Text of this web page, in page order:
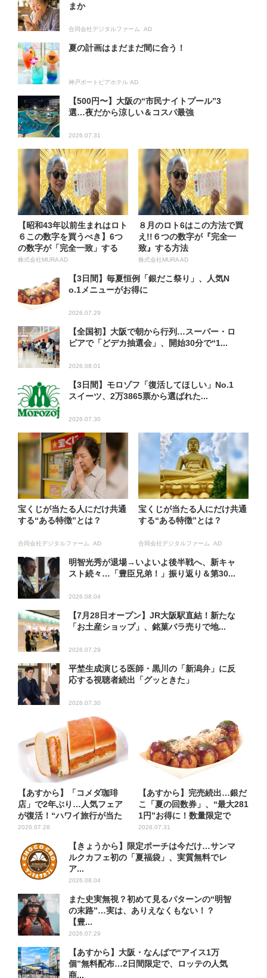
まか
合同会社デジタルファーム AD
夏の計画はまだまだ間に合う！
神戸ポートピアホテル AD
【500円〜】大阪の“市民ナイトプール”3
選…夜だから涼しい＆コスパ最強
2026.07.31
【昭和43年以前生まれはロト
６この数字を買うべき】6つ
の数字が「完全一致」する
方...
株式会社MURA AD
８月のロト6はこの方法で買
え!!６つの数字が『完全一
致』する方法
株式会社MURA AD
【3日間】毎夏恒例「銀だこ祭り」、人気N
o.1メニューがお得に
2026.07.29
【全国初】大阪で朝から行列…スーパー・ロ
ピアで「どデカ抽選会」、開始30分で“1...
2026.08.01
【3日間】モロゾフ「復活してほしい」No.1
スイーツ、2万3865票から選ばれた...
2026.07.30
宝くじが当たる人にだけ共通
する“ある特徴”とは？
合同会社デジタルファーム AD
宝くじが当たる人にだけ共通
する“ある特徴”とは？
合同会社デジタルファーム AD
明智光秀が退場→いよいよ後半戦へ、新キャ
スト続々…「豊臣兄弟！」振り返り＆第30...
2026.08.04
【7月28日オープン】JR大阪駅直結！新たな
「お土産ショップ」、銘菓バラ売りで地...
2026.07.29
平埜生成演じる医師・黒川の「新潟弁」に反
応する視聴者続出「グッときた」
2026.07.30
【あすから】「コメダ珈琲
店」で2年ぶり…人気フェア
が復活！“ハワイ旅行が当た
る”...
2026.07.28
【あすから】完売続出…銀だ
こ「夏の回数券」、“最大281
1円”お得に！数量限定で
2026.07.31
【きょうから】限定ポーチは今だけ…サンマ
ルクカフェ初の「夏福袋」、実質無料でレ
ア...
2026.08.04
また史実無視？初めて見るパターンの“明智
の末路”…実は、ありえなくもない！？
【豊...
2026.07.29
【あすから】大阪・なんばで“アイス1万
個”無料配布…2日間限定で、ロッテの人気
商...